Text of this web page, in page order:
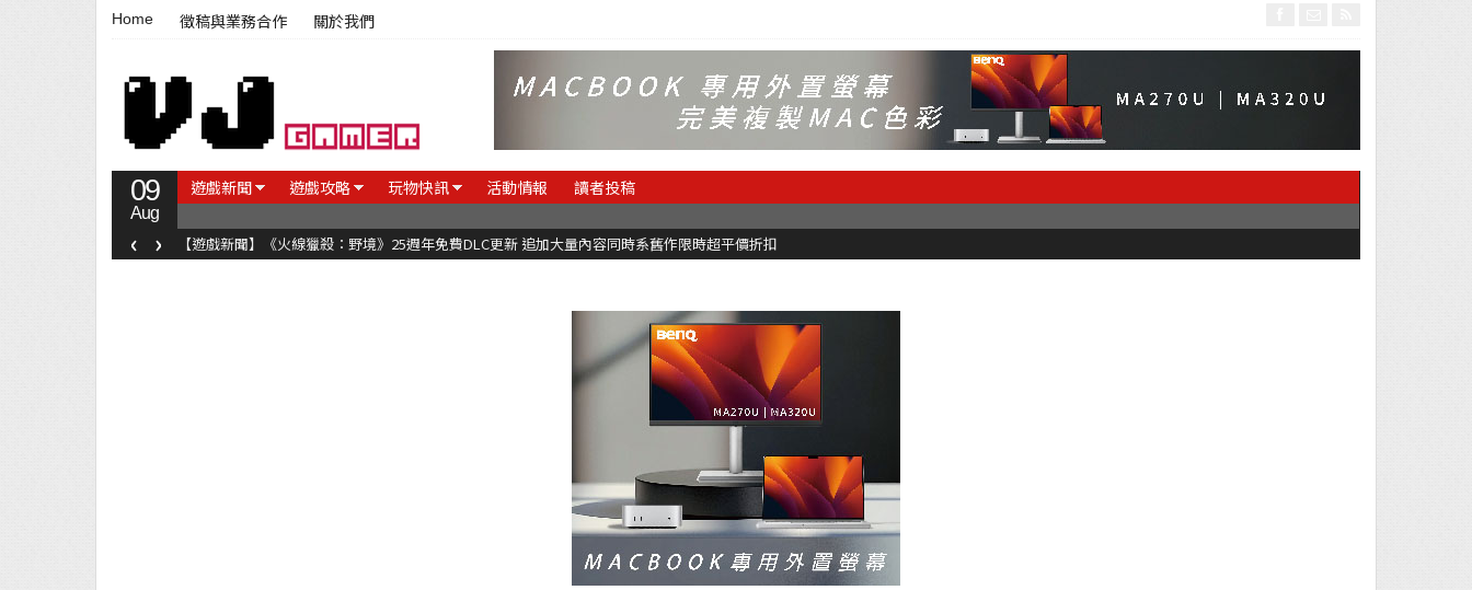
Home 徵稿與業務合作 關於我們
09
Aug
遊戲新聞 遊戲攻略 玩物快訊 活動情報 讀者投稿
【遊戲新聞】《火線獵殺：野境》25週年免費DLC更新 追加大量內容同時系舊作限時超平價折扣
‹ ›